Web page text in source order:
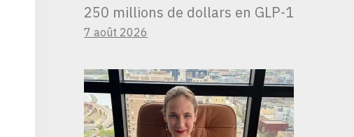
250 millions de dollars en GLP-1
7 août 2026